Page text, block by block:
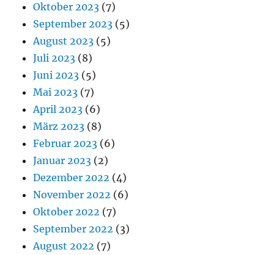
Oktober 2023 (7)
September 2023 (5)
August 2023 (5)
Juli 2023 (8)
Juni 2023 (5)
Mai 2023 (7)
April 2023 (6)
März 2023 (8)
Februar 2023 (6)
Januar 2023 (2)
Dezember 2022 (4)
November 2022 (6)
Oktober 2022 (7)
September 2022 (3)
August 2022 (7)